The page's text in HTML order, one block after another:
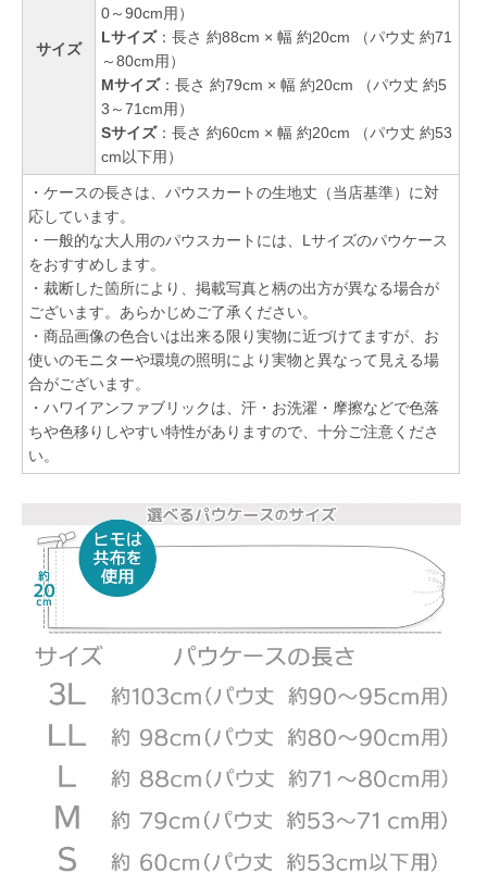
サイズ
0～90cm用）
Lサイズ：長さ 約88cm × 幅 約20cm （パウ丈 約71
～80cm用）
Mサイズ：長さ 約79cm × 幅 約20cm （パウ丈 約5
3～71cm用）
Sサイズ：長さ 約60cm × 幅 約20cm （パウ丈 約53
cm以下用）
・ケースの長さは、パウスカートの生地丈（当店基準）に対
応しています。
・一般的な大人用のパウスカートには、Lサイズのパウケース
をおすすめします。
・裁断した箇所により、掲載写真と柄の出方が異なる場合が
ございます。あらかじめご了承ください。
・商品画像の色合いは出来る限り実物に近づけてますが、お
使いのモニターや環境の照明により実物と異なって見える場
合がございます。
・ハワイアンファブリックは、汗・お洗濯・摩擦などで色落
ちや色移りしやすい特性がありますので、十分ご注意くださ
い。